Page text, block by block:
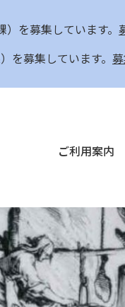
を募集しています。
を募集しています。
ご利用案内